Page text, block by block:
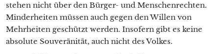
stehen nicht über den Bürger- und Menschenrechten.
Minderheiten müssen auch gegen den Willen von
Mehrheiten geschützt werden. Insofern gibt es keine
absolute Souveränität, auch nicht des Volkes.